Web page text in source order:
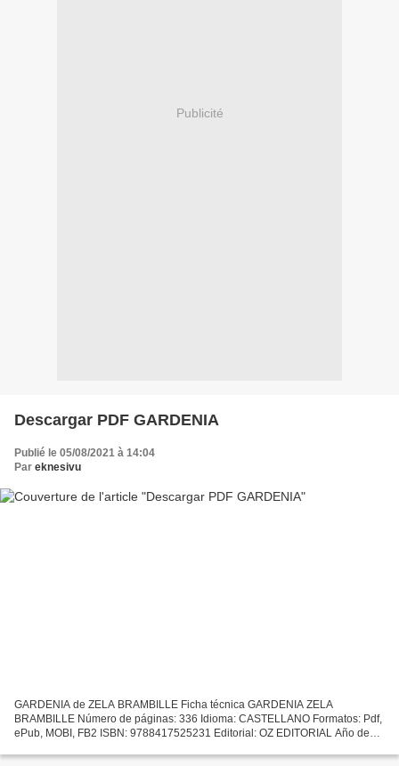
Publicité
Descargar PDF GARDENIA
Publié le 05/08/2021 à 14:04
Par eknesivu
GARDENIA de ZELA BRAMBILLE Ficha técnica GARDENIA ZELA
BRAMBILLE Número de páginas: 336 Idioma: CASTELLANO Formatos: Pdf,
ePub, MOBI, FB2 ISBN: 9788417525231 Editorial: OZ EDITORIAL Año de